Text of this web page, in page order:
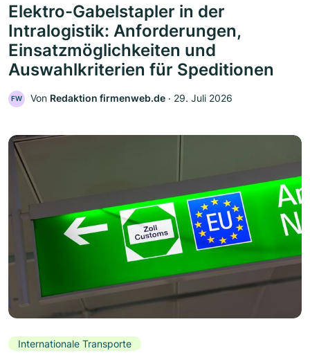
Elektro-Gabelstapler in der
Intralogistik: Anforderungen,
Einsatzmöglichkeiten und
Auswahlkriterien für Speditionen
FW Von Redaktion firmenweb.de ‧ 29. Juli 2026
Internationale Transporte